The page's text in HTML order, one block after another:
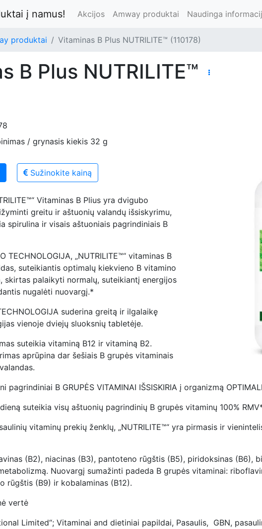
į namus! Akcijos Amway produktai Naudinga
produktai Vitaminas B Plus NUTRILITE™ (110178)
B Plus NUTRILITE™
/ grynasis kiekis 32 g
Sužinokite kainą
Vitaminas B Plius yra dvigubo
greitu ir aštuonių valandų išsiskyrimu,
spirulina ir visais aštuoniais pagrindiniais B
TECHNOLOGIJA, „NUTRILITE™“ vitaminas B
suteikiantis optimalų kiekvieno B vitamino
skirtas palaikyti normalų, suteikiantį energijos
nugalėti nuovargį.*
suderina greitą ir ilgalaikę
vienoje dviejų sluoksnių tabletėje.
suteikia vitaminą B12 ir vitaminą B2.
aprūpina dar šešiais B grupės vitaminais
pagrindiniai B GRUPĖS VITAMINAI IŠSISKIRIA į organizmą
suteikia visų aštuonių pagrindinių B grupės vitaminų 100%
vitaminų prekių ženklų, „NUTRILITE™“ yra pirmasis ir
(B2), niacinas (B3), pantoteno rūgštis (B5), piridoksinas (B6),
Nuovargį sumažinti padeda B grupės vitaminai:
rūgštis (B9) ir kobalaminas (B12).
vertė
Limited“; Vitaminai and dietiniai papildai, Pasaulis, GBN,